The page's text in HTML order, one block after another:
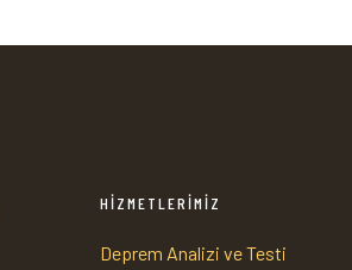
HİZMETLERİMİZ
Deprem Analizi ve Testi